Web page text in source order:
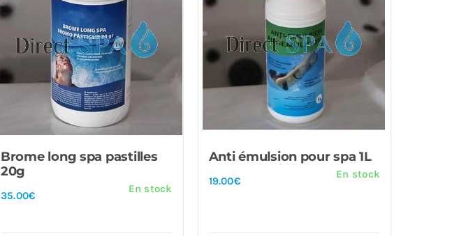
Brome long spa pastilles
20g
35.00€
En stock
Anti émulsion pour spa 1L
19.00€
En stock